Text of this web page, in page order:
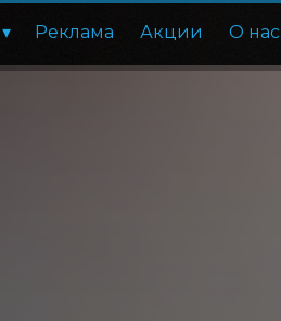
Реклама Акции О нас